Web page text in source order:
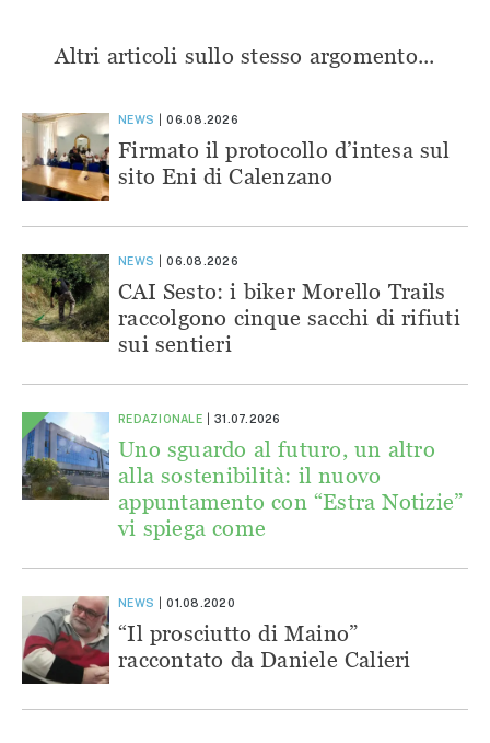
Altri articoli sullo stesso argomento...
NEWS 06.08.2026
Firmato il protocollo d’intesa sul
sito Eni di Calenzano
NEWS 06.08.2026
CAI Sesto: i biker Morello Trails
raccolgono cinque sacchi di rifiuti
sui sentieri
REDAZIONALE 31.07.2026
Uno sguardo al futuro, un altro
alla sostenibilità: il nuovo
appuntamento con “Estra Notizie”
vi spiega come
NEWS 01.08.2020
“Il prosciutto di Maino”
raccontato da Daniele Calieri